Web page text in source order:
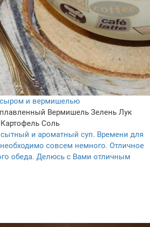
и вермишелью
Вермишель Зелень Лук
Картофель Соль
и ароматный суп. Времени для
совсем немного. Отличное
обеда. Делюсь с Вами отличным